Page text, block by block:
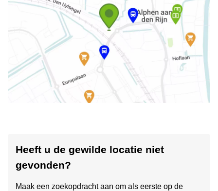
Heeft u de gewilde locatie niet
gevonden?
Maak een zoekopdracht aan om als eerste op de